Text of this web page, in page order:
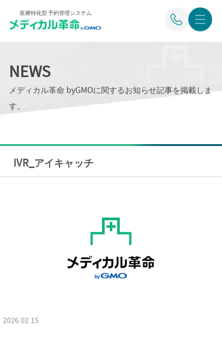
医療特化型 予約管理システム
NEWS
メディカル革命 byGMOに関するお知らせ記事を掲載しま
す。
IVR_アイキャッチ
2026.02.15